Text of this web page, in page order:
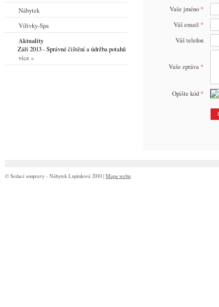
Vaše jméno *
Váš email *
Váš telefon
Vaše zpráva *
Opište kód *
Nábytek
Vířivky-Spa
Aktuality
Září 2013 - Správné čištění a údržba potahů
více »
© Sedací soupravy - Nábytek Lupínková 2010 | Mapa webu